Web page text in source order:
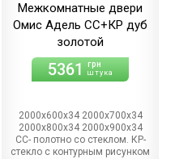
Межкомнатные двери
Омис Адель СС+КР дуб
золотой
5361 грн
штука
2000х600х34 2000х700х34
2000х800х34 2000х900х34
СС- полотно со стеклом. КР-
стекло с контурным рисунком